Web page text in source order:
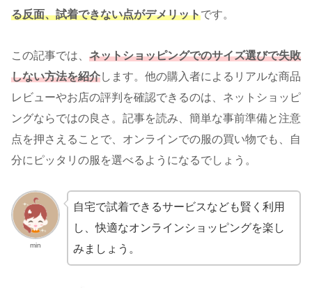
る反面、試着できない点がデメリットです。
この記事では、 ネットショッピングでのサイズ選びで失敗
しない方法を紹介します。他の購入者によるリアルな商品
レビューやお店の評判を確認できるのは、ネットショッピ
ングならではの良さ。記事を読み、簡単な事前準備と注意
点を押さえることで、オンラインでの服の買い物でも、
自
分にピッタリの服を選べるようになるでしょう。
min
自宅で試着できるサービスなども賢く利用
し、快適なオンラインショッピングを楽し
みましょう。